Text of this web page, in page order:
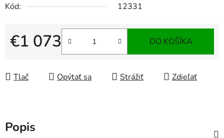
Kód:
12331
€1 073
Jednotková cena:
DO KOŠÍKA
Tlač Opýtať sa Strážiť Zdieľať
Popis